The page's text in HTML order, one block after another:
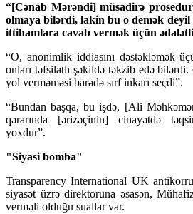
“[Cənab Mərəndi] müsadirə
olmaya bilərdi, lakin bu o demək
ittihamlara cavab vermək üçün
“O, anonimlik iddiasını dəstəkləmək
onları təfsilatlı şəkildə təkzib edə
yol verməməsi barədə sırf inkarı seçdi”.
“Bundan başqa, bu işdə, [Ali
qərarında [ərizəçinin] cinayətdə
yoxdur”.
"Siyasi bomba"
Transparency International UK
siyasət üzrə direktoruna əsasən,
verməli olduğu suallar var.